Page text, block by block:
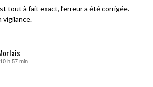
tout à fait exact, l’erreur a été corrigée.
vigilance.
h 57 min